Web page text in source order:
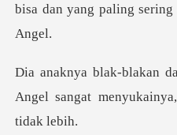
bis
Angel sangat menyukainya,